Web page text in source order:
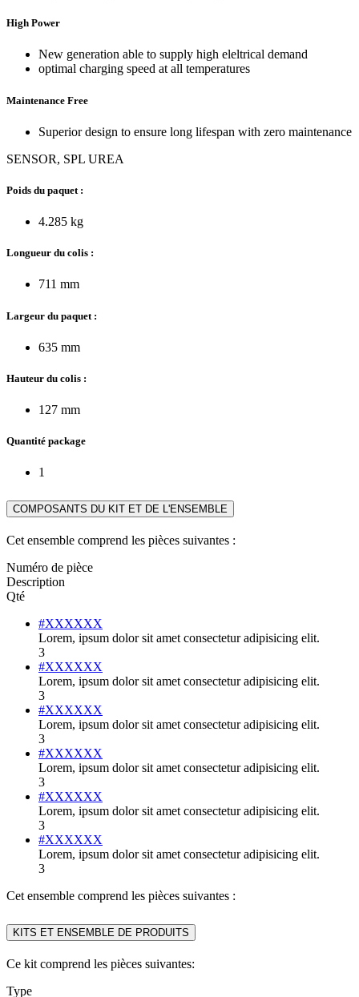
High Power
New generation able to supply high eleltrical demand
optimal charging speed at all temperatures
Maintenance Free
Superior design to ensure long lifespan with zero maintenance
SENSOR, SPL UREA
Poids du paquet :
4.285 kg
Longueur du colis :
711 mm
Largeur du paquet :
635 mm
Hauteur du colis :
127 mm
Quantité package
1
COMPOSANTS DU KIT ET DE L'ENSEMBLE
Cet ensemble comprend les pièces suivantes :
Numéro de pièce
Description
Qté
#XXXXXX
Lorem, ipsum dolor sit amet consectetur adipisicing elit.
3
#XXXXXX
Lorem, ipsum dolor sit amet consectetur adipisicing elit.
3
#XXXXXX
Lorem, ipsum dolor sit amet consectetur adipisicing elit.
3
#XXXXXX
Lorem, ipsum dolor sit amet consectetur adipisicing elit.
3
#XXXXXX
Lorem, ipsum dolor sit amet consectetur adipisicing elit.
3
#XXXXXX
Lorem, ipsum dolor sit amet consectetur adipisicing elit.
3
Cet ensemble comprend les pièces suivantes :
KITS ET ENSEMBLE DE PRODUITS
Ce kit comprend les pièces suivantes:
Type